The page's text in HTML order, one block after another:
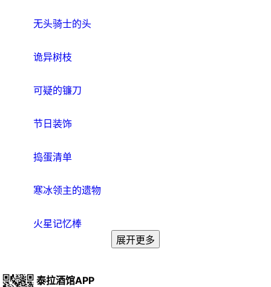
无头骑士的头
诡异树枝
可疑的镰刀
节日装饰
捣蛋清单
寒冰领主的遗物
火星记忆棒
展开更多
泰拉酒馆APP